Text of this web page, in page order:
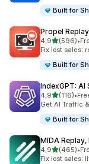
Built for
Propel
4,9av 5(596)
Totalt 596 •
Fix lost sales:
Built for
IndexGPT: AI
4,9av 5(116)
Totalt 116 •
Get AI Traffic
Built for
MIDA
4,9av 5(465)
Totalt 465 •
Fix lost sales: